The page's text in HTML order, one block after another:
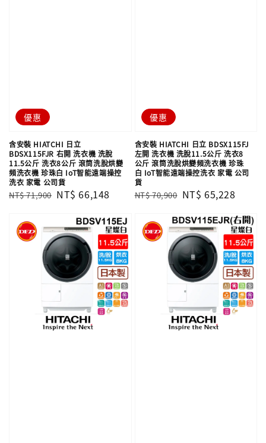
優惠
含安裝 HIATCHI 日立
BDSX115FJR 右開 洗衣機 洗脫
11.5公斤 洗衣8公斤 滾筒洗脫烘變
頻洗衣機 珍珠白 IoT智能遠端操控
洗衣 家電 公司貨
Regular
NT$ 71,900 Sale
NT$ 66,148
優惠
含安裝 HIATCHI 日立 BDSX115FJ
左開 洗衣機 洗脫11.5公斤 洗衣8
公斤 滾筒洗脫烘變頻洗衣機 珍珠
白 IoT智能遠端操控洗衣 家電 公司
貨
Regular
NT$ 70,900 Sale
NT$ 65,228